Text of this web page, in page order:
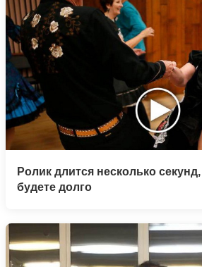
Ролик длится несколько
будете долго